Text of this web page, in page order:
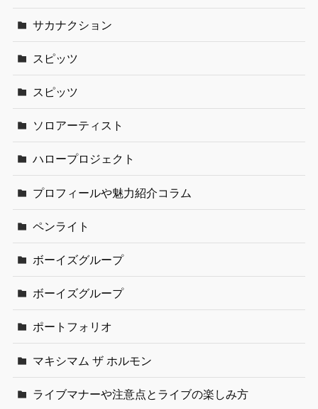
サカナクション
スピッツ
スピッツ
ソロアーティスト
ハロープロジェクト
プロフィールや魅力紹介コラム
ペンライト
ボーイズグループ
ボーイズグループ
ポートフォリオ
マキシマム ザ ホルモン
ライブマナーや注意点とライブの楽しみ方